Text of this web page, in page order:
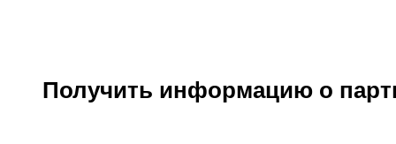
Получить информацию о